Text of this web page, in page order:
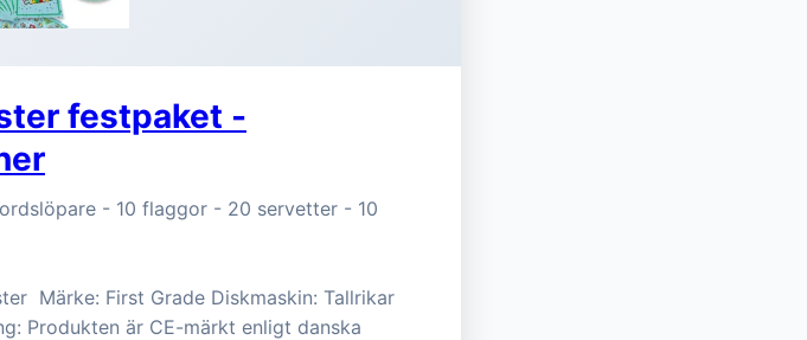
festpaket -
- 10 flaggor - 20 servetter - 10
Märke: First Grade Diskmaskin: Tallrikar
Produkten är CE-märkt enligt danska